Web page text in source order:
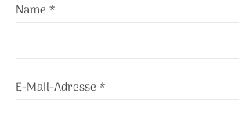
Name *
E-Mail-Adresse *